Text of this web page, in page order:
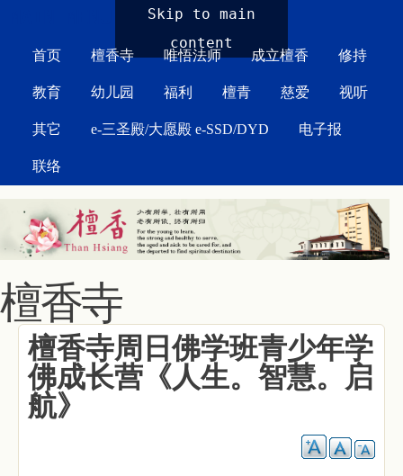
Skip to main
content
首页 檀香寺 唯悟法师 成立檀香 修持
教育 幼儿园 福利 檀青 慈爱 视听
其它 e-三圣殿/大愿殿 e-SSD/DYD 电子报
联络
檀香寺
檀香寺周日佛学班青少年学
佛成长营《人生。智慧。启
航》